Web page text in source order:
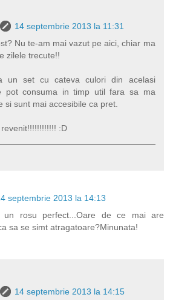
14 septembrie 2013 la 11:31
Nu te-am mai vazut pe aici, chiar ma
zilele trecute!!
un set cu cateva culori din acelasi
pot consuma in timp util fara sa ma
si sunt mai accesibile ca pret.
:D
septembrie 2013 la 14:13
un rosu perfect...Oare de ce mai are
sa se simt atragatoare?Minunata!
14 septembrie 2013 la 14:15